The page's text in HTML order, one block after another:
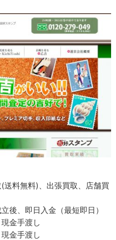
送料無料)、出張買取、店舗買
後、即日入金（最短即日）
金手渡し
金手渡し